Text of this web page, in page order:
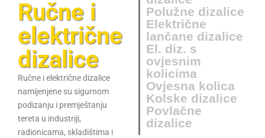
Ručne i
električne
dizalice
Ručne i električne dizalice
namijenjene su sigurnom
podizanju i premještanju
tereta u industriji,
radionicama, skladištima i
Polužne dizalice
Električne
lančane dizalice
El. diz. s
ovjesnim
kolicima
Ovjesna kolica
Kolske dizalice
Povlačne
dizalice